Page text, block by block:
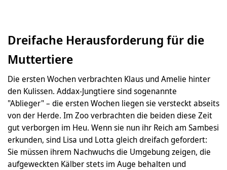
Dreifache Herausforderung für die
Muttertiere
Die ersten Wochen verbrachten Klaus und Amelie hinter
den Kulissen. Addax-Jungtiere sind sogenannte
"Ablieger" – die ersten Wochen liegen sie versteckt abseits
von der Herde. Im Zoo verbrachten die beiden diese Zeit
gut verborgen im Heu. Wenn sie nun ihr Reich am Sambesi
erkunden, sind Lisa und Lotta gleich dreifach gefordert:
Sie müssen ihrem Nachwuchs die Umgebung zeigen, die
aufgeweckten Kälber stets im Auge behalten und